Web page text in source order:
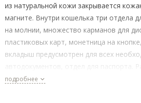
из натуральной кожи закрывается
магните. Внутри кошелька три отдела
на молнии, множество карманов для
пластиковых карт, монетница на
вкладыш предусмотрен для всех
автодокументов, отдел для паспорта.
подробнее